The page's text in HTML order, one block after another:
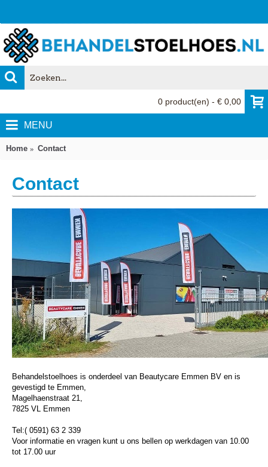
0 product(en) - € 0,00
MENU
Home Contact
Contact
Behandelstoelhoes is onderdeel van Beautycare Emmen BV en is
gevestigd te Emmen,
Magelhaenstraat 21,
7825 VL Emmen
Tel:( 0591) 63 2 339
Voor informatie en vragen kunt u ons bellen op werkdagen van 10.00
tot 17.00 uur